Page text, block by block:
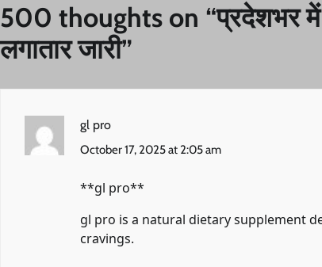
500 thoughts on “प्रदेशभर में
लगातार जारी”
gl pro
October 17, 2025 at 2:05 am
**gl pro**
gl pro is a natural dietary supplement
cravings.